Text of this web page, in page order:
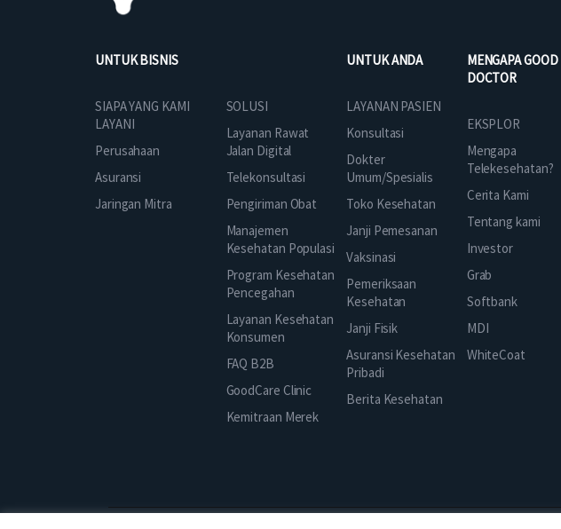
UNTUK BISNIS
SIAPA YANG KAMI
LAYANI
Perusahaan
Asuransi
Jaringan Mitra
SOLUSI
Layanan Rawat
Jalan Digital
Telekonsultasi
Pengiriman Obat
Manajemen
Kesehatan Populasi
Program Kesehatan
Pencegahan
Layanan Kesehatan
Konsumen
FAQ B2B
GoodCare Clinic
Kemitraan Merek
UNTUK ANDA
LAYANAN PASIEN
Konsultasi
Dokter
Umum/Spesialis
Toko Kesehatan
Janji Pemesanan
Vaksinasi
Pemeriksaan
Kesehatan
Janji Fisik
Asuransi Kesehatan
Pribadi
Berita Kesehatan
MENGAPA GOOD
DOCTOR
EKSPLOR
Mengapa
Telekesehatan?
Cerita Kami
Tentang kami
Investor
Grab
Softbank
MDI
WhiteCoat